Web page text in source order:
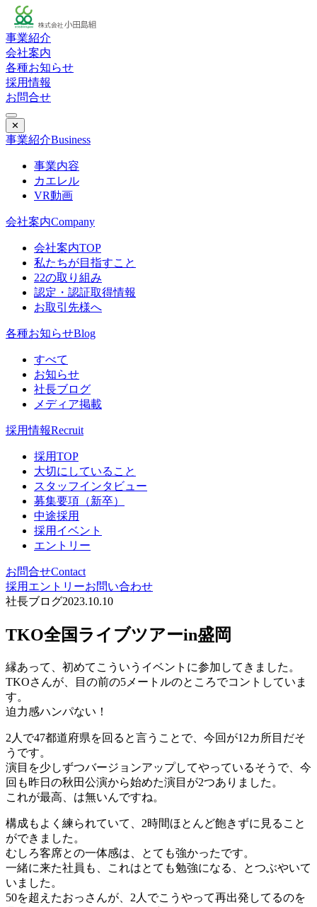
事業紹介
会社案内
各種お知らせ
採用情報
お問合せ
✕
事業紹介Business
事業内容
カエレル
VR動画
会社案内Company
会社案内TOP
私たちが目指すこと
22の取り組み
認定・認証取得情報
お取引先様へ
各種お知らせBlog
すべて
お知らせ
社長ブログ
メディア掲載
採用情報Recruit
採用TOP
大切にしていること
スタッフインタビュー
募集要項（新卒）
中途採用
採用イベント
エントリー
お問合せContact
採用エントリーお問い合わせ
社長ブログ2023.10.10
TKO全国ライブツアーin盛岡
縁あって、初めてこういうイベントに参加してきました。
TKOさんが、目の前の5メートルのところでコントしていま
す。
迫力感ハンパない！
2人で47都道府県を回ると言うことで、今回が12カ所目だそ
うです。
演目を少しずつバージョンアップしてやっているそうで、今
回も昨日の秋田公演から始めた演目が2つありました。
これが最高、は無いんですね。
構成もよく練られていて、2時間ほとんど飽きずに見ること
ができました。
むしろ客席との一体感は、とても強かったです。
一緒に来た社員も、これはとても勉強になる、とつぶやいて
いました。
50を超えたおっさんが、2人でこうやって再出発してるのを